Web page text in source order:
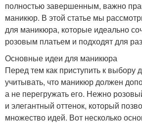
полностью завершенным, важно
маникюр. В этой статье мы
для маникюра, которые идеально
розовым платьем и подходят для
Основные идеи для маникюра
Перед тем как приступить к выбору
учитывать, что маникюр должен
а не перегружать его. Нежно
и элегантный оттенок, который
множество идей. Вот несколько